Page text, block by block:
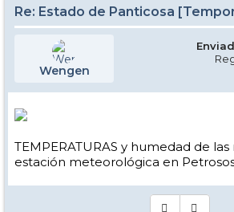
Re: Estado de Panticosa
Wengen
TEMPERATURAS y humedad de
estación meteorológica en